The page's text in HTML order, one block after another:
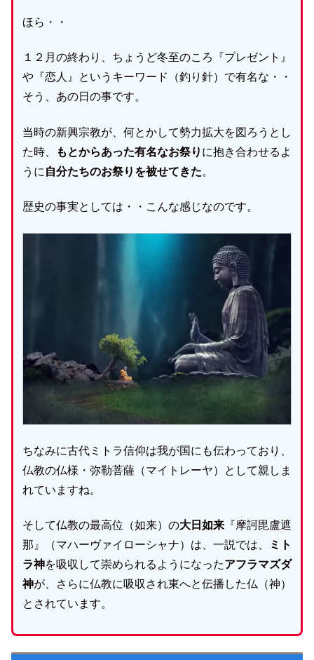
ほら・・
１２月の終わり、ちょうど冬至のころ『プレゼント』
や『恋人』というキーワード（釣り針）で有名な・・
そう、あの日の事です。
当時の新興宗教が、何とかして勢力拡大を図ろうとし
た時、
もとからあった有名なお祭り に抱き合わせるよ
うに 自分たちのお祭りを被せてきた。
歴史の事実としては・・こんな感じなのです。
ちなみに古代ミトラ信仰は我が国にも伝わっており、
仏教の仏様・弥勒菩薩（マイトレーヤ）として親しま
れていますね。
そして仏教の最高位（如来）の大日如来『摩訶毘盧遮
那』（マハーヴァイローシャナ）は、一説では、
ミト
ラ神を吸収して崇められるようになったアフラマズダ
神が、さらに仏教に吸収され東へと伝播した仏（神）
とされています。